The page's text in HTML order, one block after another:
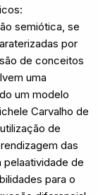
semiótica, se
por
de conceitos
uma
um modelo
Carvalho de
de
das
de
para o